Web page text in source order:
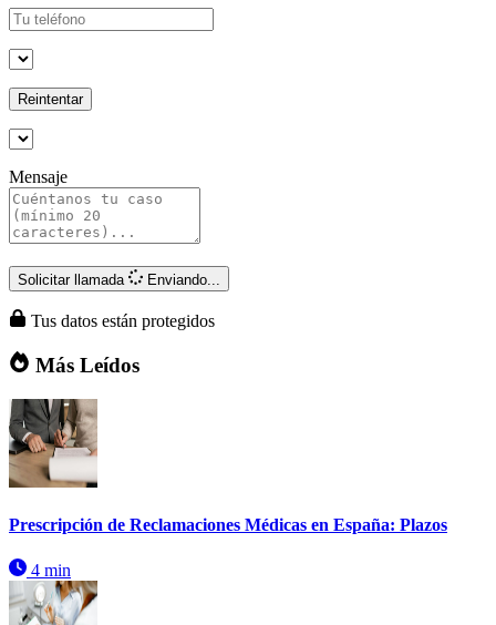
Reintentar
Mensaje
Solicitar llamada Enviando...
Tus datos están protegidos
Más Leídos
Prescripción de Reclamaciones Médicas en España: Plazos
4 min